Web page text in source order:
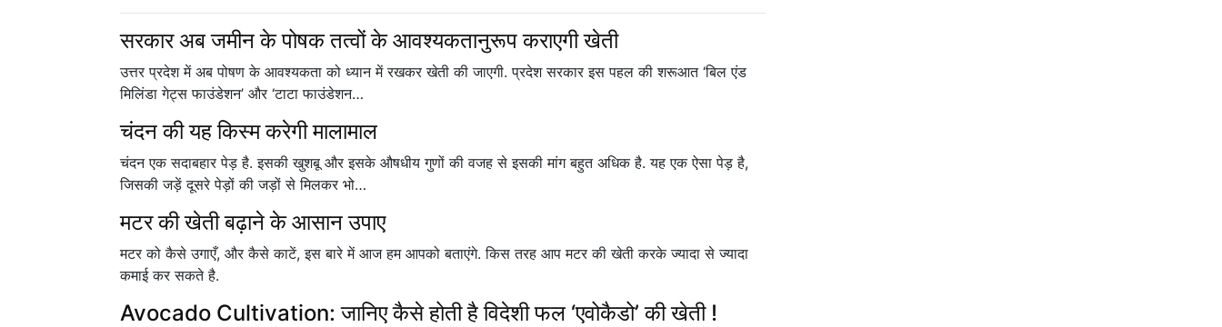
सरकार अब जमीन के पोषक तत्वों के आवश्यकतानुरूप कराएगी खेती
उत्तर प्रदेश में अब पोषण के आवश्यकता को ध्यान में रखकर खेती की जाएगी. प्रदेश सरकार इस पहल की शरूआत ‘बिल एंड
मिलिंडा गेट्स‌ फाउंडेशन’ और ‘टाटा फाउंडेशन…
चंदन की यह किस्म करेगी मालामाल
चंदन एक सदाबहार पेड़ है. इसकी खुशबू और इसके औषधीय गुणों की वजह से इसकी मांग बहुत अधिक है. यह एक ऐसा पेड़ है,
जिसकी जड़ें दूसरे पेड़ों की जड़ों से मिलकर भो…
मटर की खेती बढ़ाने के आसान उपाए
मटर को कैसे उगाएँ, और कैसे काटें, इस बारे में आज हम आपको बताएंगे. किस तरह आप मटर की खेती करके ज्यादा से ज्यादा
कमाई कर सकते है.
Avocado Cultivation: जानिए कैसे होती है विदेशी फल ‘एवोकैडो’ की खेती !